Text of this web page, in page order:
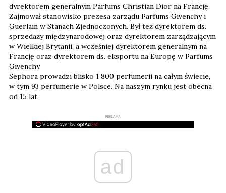
dyrektorem generalnym Parfums Christian Dior na Francję.
Zajmował stanowisko prezesa zarządu Parfums Givenchy i
Guerlain w Stanach Zjednoczonych. Był też dyrektorem ds.
sprzedaży międzynarodowej oraz dyrektorem zarządzającym
w Wielkiej Brytanii, a wcześniej dyrektorem generalnym na
Francję oraz dyrektorem ds. eksportu na Europę w Parfums
Givenchy.
Sephora prowadzi blisko 1 800 perfumerii na całym świecie,
w tym 93 perfumerie w Polsce. Na naszym rynku jest obecna
od 15 lat.
REKLAMA
ad